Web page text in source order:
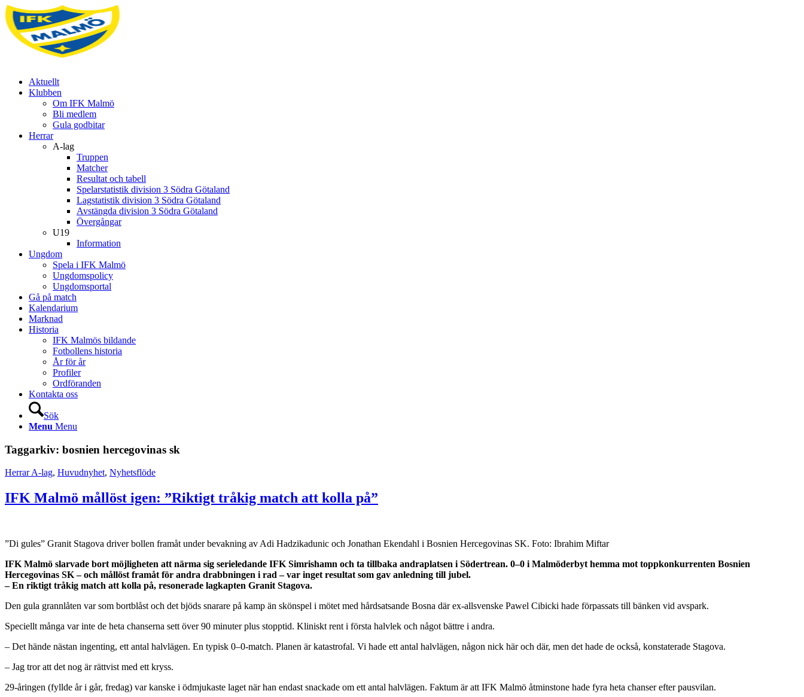
Aktuellt
Klubben
Om IFK Malmö
Bli medlem
Gula godbitar
Herrar
A-lag
Truppen
Matcher
Resultat och tabell
Spelarstatistik division 3 Södra Götaland
Lagstatistik division 3 Södra Götaland
Avstängda division 3 Södra Götaland
Övergångar
U19
Information
Ungdom
Spela i IFK Malmö
Ungdomspolicy
Ungdomsportal
Gå på match
Kalendarium
Marknad
Historia
IFK Malmös bildande
Fotbollens historia
År för år
Profiler
Ordföranden
Kontakta oss
Sök
Menu Menu
Taggarkiv: bosnien hercegovinas sk
Herrar A-lag, Huvudnyhet, Nyhetsflöde
IFK Malmö mållöst igen: ”Riktigt tråkig match att kolla på”
”Di gules” Granit Stagova driver bollen framåt under bevakning av Adi Hadzikadunic och Jonathan Ekendahl i Bosnien Hercegovinas SK. Foto: Ibrahim Miftar
IFK Malmö slarvade bort möjligheten att närma sig serieledande IFK Simrishamn och ta tillbaka andraplatsen i Södertrean. 0–0 i Malmöderbyt hemma mot toppkonkurrenten Bosnien
Hercegovinas SK – och mållöst framåt för andra drabbningen i rad – var inget resultat som gav anledning till jubel.
– En riktigt tråkig match att kolla på, resonerade lagkapten Granit Stagova.
Den gula grannlåten var som bortblåst och det bjöds snarare på kamp än skönspel i mötet med hårdsatsande Bosna där ex-allsvenske Pawel Cibicki hade förpassats till bänken vid avspark.
Speciellt många var inte de heta chanserna sett över 90 minuter plus stopptid. Kliniskt rent i första halvlek och något bättre i andra.
– Det hände nästan ingenting, ett antal halvlägen. En typisk 0–0-match. Planen är katastrofal. Vi hade ett antal halvlägen, någon nick här och där, men det hade de också, konstaterade Stagova.
– Jag tror att det nog är rättvist med ett kryss.
29-åringen (fyllde år i går, fredag) var kanske i ödmjukaste laget när han endast snackade om ett antal halvlägen. Faktum är att IFK Malmö åtminstone hade fyra heta chanser efter pausvilan.